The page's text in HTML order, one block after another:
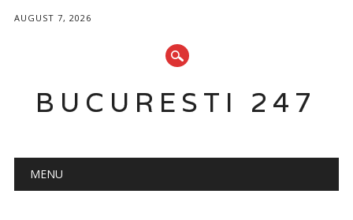
AUGUST 7, 2026
BUCURESTI 247
Main menu
MENU